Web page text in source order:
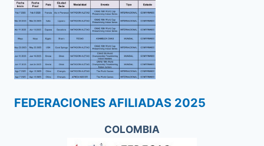
FEDERACIONES AFILIADAS 2025
COLOMBIA